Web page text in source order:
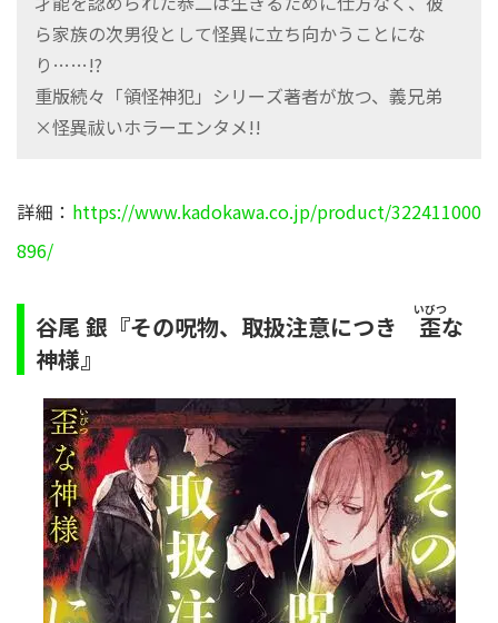
ら家族の次男役として怪異に立ち向かうことにな
り……!?
重版続々「領怪神犯」シリーズ著者が放つ、義兄弟
×怪異祓いホラーエンタメ!!
詳細： https://www.kadokawa.co.jp/product/322411000
896/
谷尾 銀『その呪物、取扱注意につき 歪
いびつ
な
神様』